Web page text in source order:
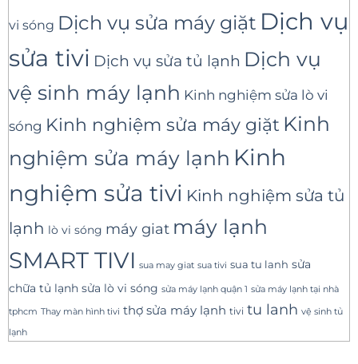
vi sóng Dịch vụ sửa máy giặt Dịch vụ
sửa tivi Dịch vụ sửa tủ lạnh Dịch vụ
vệ sinh máy lạnh Kinh nghiệm sửa lò vi
sóng Kinh nghiệm sửa máy giặt Kinh
nghiệm sửa máy lạnh Kinh
nghiệm sửa tivi Kinh nghiệm sửa tủ
lạnh lò vi sóng máy giat máy lạnh
SMART TIVI sua may giat sua tivi sua tu lanh sửa
chữa tủ lạnh sửa lò vi sóng sửa máy lạnh quận 1 sửa máy lạnh tại nhà
tphcm Thay màn hình tivi thợ sửa máy lạnh tivi tu lanh vệ sinh tủ
lạnh